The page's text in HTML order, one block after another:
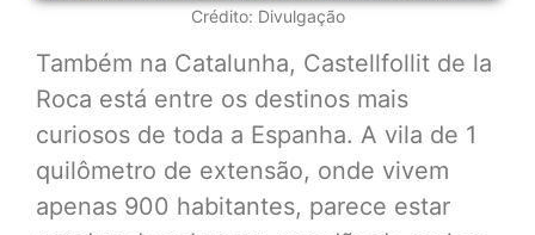
Crédito: Divulgação
Também na Catalunha, Castellfollit de la
Roca está entre os destinos mais
curiosos de toda a Espanha. A vila de 1
quilômetro de extensão, onde vivem
apenas 900 habitantes, parece estar